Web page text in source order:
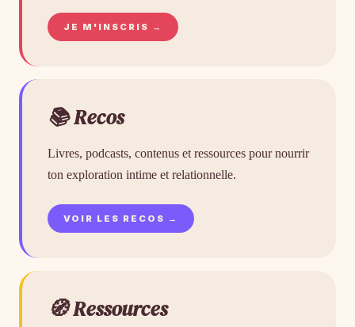
JE M'INSCRIS →
📚 Recos
Livres, podcasts, contenus et ressources pour nourrir
ton exploration intime et relationnelle.
VOIR LES RECOS →
🧭 Ressources